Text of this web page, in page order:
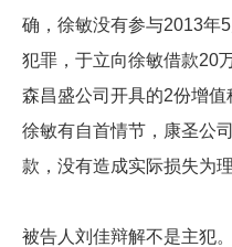
确，徐敏没有参与2013年
犯罪，于立向徐敏借款20
森昌盛公司开具的2份增值
徐敏有自首情节，康圣公
款，没有造成实际损失为
被告人刘佳辩解不是主犯。